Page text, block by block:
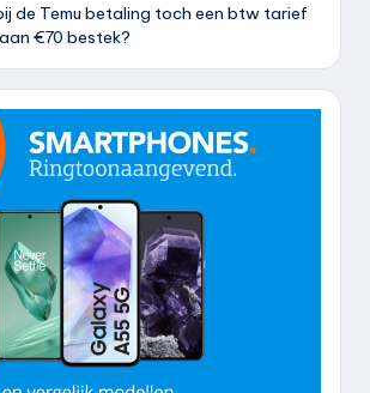
de Temu betaling toch een btw tarief
€70 bestek?